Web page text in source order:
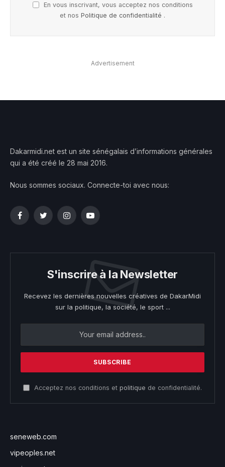
En vous inscrivant, vous acceptez nos conditions
et nos Politique de confidentialité .
Advertisement
Dakarmidi.net est un site sénégalais d’informations générales
qui a été créé le 28 mai 2016.
Nous sommes sociaux. Connecte-toi avec nous:
FacebookTwitterInstagramYouTube
S'inscrire à la Newsletter
Recevez les dernières nouvelles créatives de DakarMidi
sur la politique, la société, le sport ...
Acceptez nos conditions et politique de confidentialité.
seneweb.com
vipeoples.net